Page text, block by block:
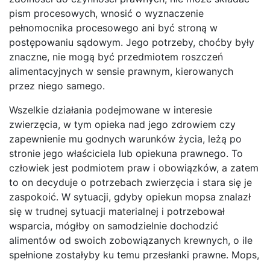
pism procesowych, wnosić o wyznaczenie
pełnomocnika procesowego ani być stroną w
postępowaniu sądowym. Jego potrzeby, choćby były
znaczne, nie mogą być przedmiotem roszczeń
alimentacyjnych w sensie prawnym, kierowanych
przez niego samego.
Wszelkie działania podejmowane w interesie
zwierzęcia, w tym opieka nad jego zdrowiem czy
zapewnienie mu godnych warunków życia, leżą po
stronie jego właściciela lub opiekuna prawnego. To
człowiek jest podmiotem praw i obowiązków, a zatem
to on decyduje o potrzebach zwierzęcia i stara się je
zaspokoić. W sytuacji, gdyby opiekun mopsa znalazł
się w trudnej sytuacji materialnej i potrzebował
wsparcia, mógłby on samodzielnie dochodzić
alimentów od swoich zobowiązanych krewnych, o ile
spełnione zostałyby ku temu przesłanki prawne. Mops,